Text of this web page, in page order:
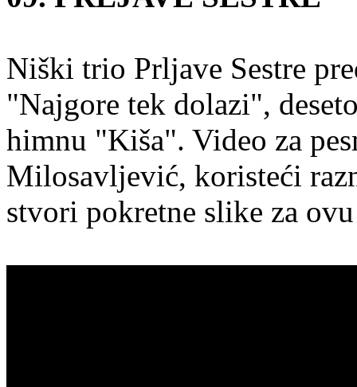
Niški trio Prljave Sestre
"Najgore tek dolazi",
himnu "Kiša". Video za
Milosavljević, koristeći
stvori pokretne slike za